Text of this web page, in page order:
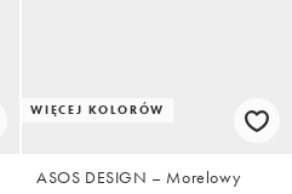
WIĘCEJ KOLORÓW
ASOS DESIGN – Morelowy